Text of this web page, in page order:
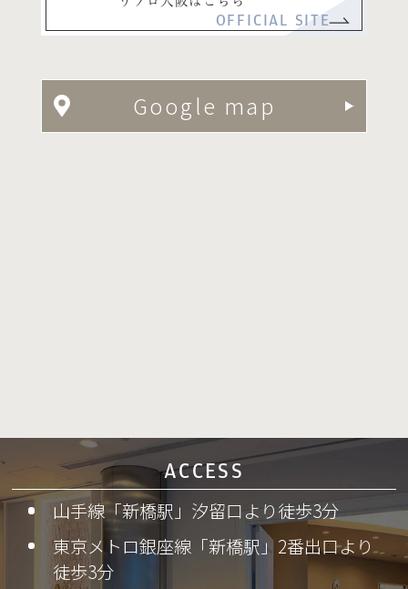
OFFICIAL SITE
Google map
ACCESS
山手線「新橋駅」汐留口より徒歩3分
東京メトロ銀座線「新橋駅」2番出口より
徒歩3分